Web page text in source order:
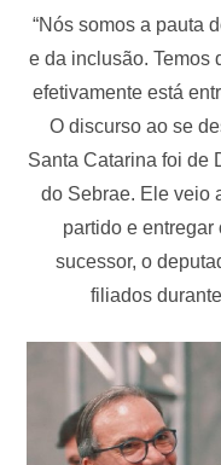
“Nós somos a pauta
e da inclusão. Temos
efetivamente está
O discurso ao se
Santa Catarina foi de
do Sebrae. Ele veio
partido e entregar
sucessor, o
filiados